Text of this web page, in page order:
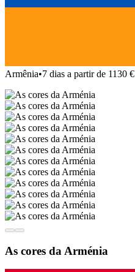
Armênia•7 dias a partir de 1130 €
As cores da Arménia